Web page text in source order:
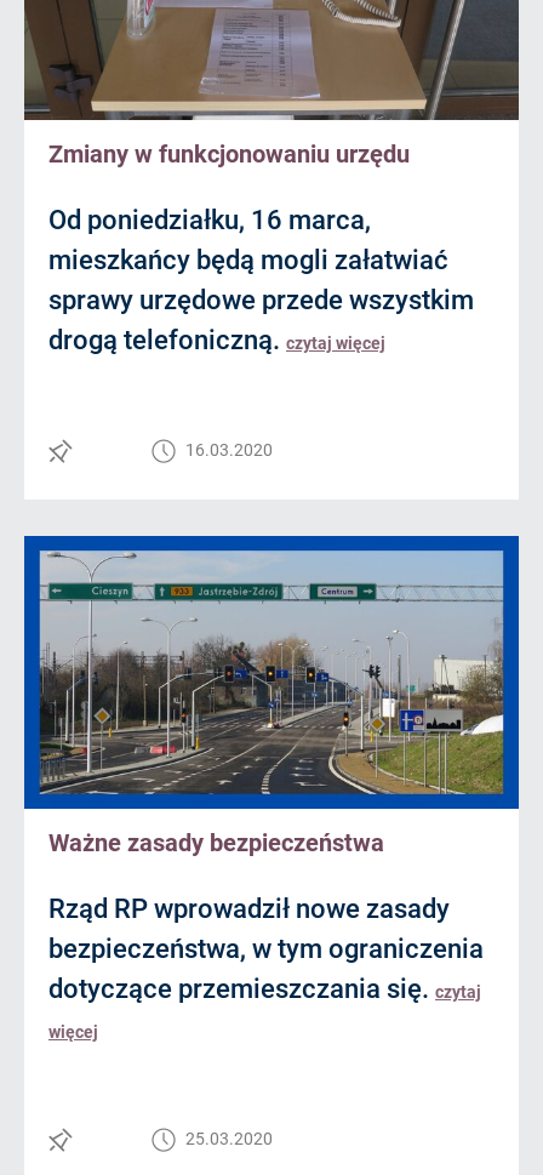
Zmiany w funkcjonowaniu urzędu
Od poniedziałku, 16 marca,
mieszkańcy będą mogli załatwiać
sprawy urzędowe przede wszystkim
drogą telefoniczną. czytaj więcej
16.03.2020
Ważne zasady bezpieczeństwa
Rząd RP wprowadził nowe zasady
bezpieczeństwa, w tym ograniczenia
dotyczące przemieszczania się. czytaj
więcej
25.03.2020